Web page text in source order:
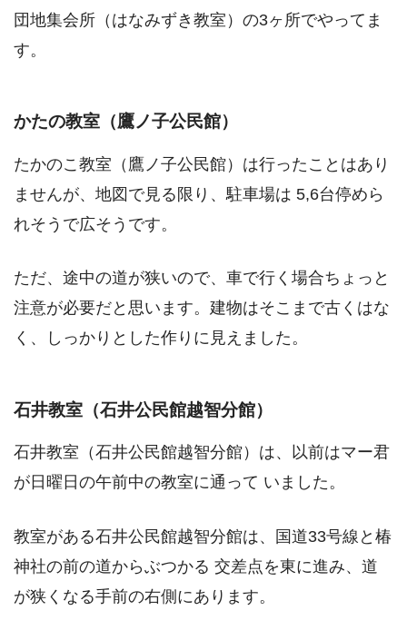
団地集会所（はなみずき教室）の3ヶ所でやってま
す。
かたの教室（鷹ノ子公民館）
たかのこ教室（鷹ノ子公民館）は行ったことはあり
ませんが、地図で見る限り、駐車場は 5,6台停めら
れそうで広そうです。
ただ、途中の道が狭いので、車で行く場合ちょっと
注意が必要だと思います。建物はそこまで古くはな
く、しっかりとした作りに見えました。
石井教室（石井公民館越智分館）
石井教室（石井公民館越智分館）は、以前はマー君
が日曜日の午前中の教室に通って いました。
教室がある石井公民館越智分館は、国道33号線と椿
神社の前の道からぶつかる 交差点を東に進み、道
が狭くなる手前の右側にあります。